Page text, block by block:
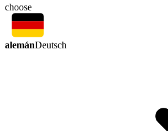
choose
alemánDeutsch